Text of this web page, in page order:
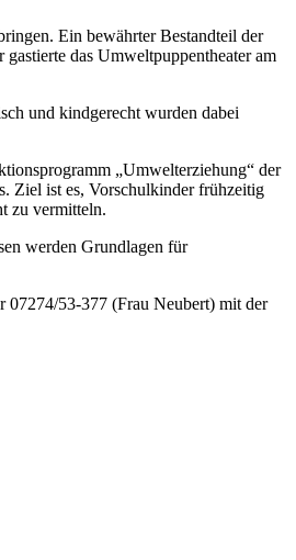
Ein bewährter Bestandteil der
das Umweltpuppentheater am
und kindgerecht wurden dabei
„Umwelterziehung“ der
Ziel ist es, Vorschulkinder frühzeitig
zu vermitteln.
werden Grundlagen für
07274/53-377 (Frau Neubert) mit der